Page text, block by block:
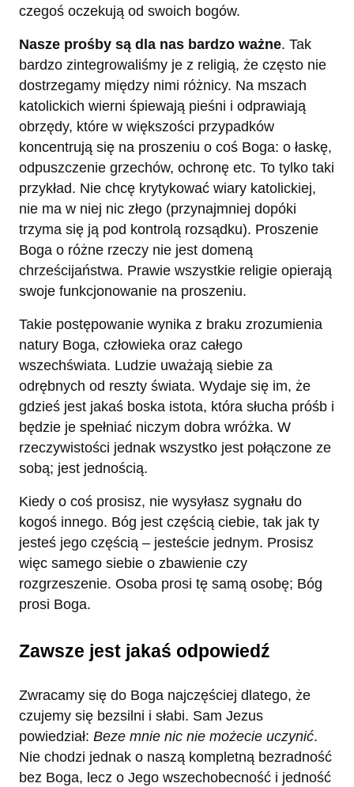
czegoś oczekują od swoich bogów.
Nasze prośby są dla nas bardzo ważne. Tak
bardzo zintegrowaliśmy je z religią, że często nie
dostrzegamy między nimi różnicy. Na mszach
katolickich wierni śpiewają pieśni i odprawiają
obrzędy, które w większości przypadków
koncentrują się na proszeniu o coś Boga: o łaskę,
odpuszczenie grzechów, ochronę etc. To tylko taki
przykład. Nie chcę krytykować wiary katolickiej,
nie ma w niej nic złego (przynajmniej dopóki
trzyma się ją pod kontrolą rozsądku). Proszenie
Boga o różne rzeczy nie jest domeną
chrześcijaństwa. Prawie wszystkie religie opierają
swoje funkcjonowanie na proszeniu.
Takie postępowanie wynika z braku zrozumienia
natury Boga, człowieka oraz całego
wszechświata. Ludzie uważają siebie za
odrębnych od reszty świata. Wydaje się im, że
gdzieś jest jakaś boska istota, która słucha próśb i
będzie je spełniać niczym dobra wróżka. W
rzeczywistości jednak wszystko jest połączone ze
sobą; jest jednością.
Kiedy o coś prosisz, nie wysyłasz sygnału do
kogoś innego. Bóg jest częścią ciebie, tak jak ty
jesteś jego częścią – jesteście jednym. Prosisz
więc samego siebie o zbawienie czy
rozgrzeszenie. Osoba prosi tę samą osobę; Bóg
prosi Boga.
Zawsze jest jakaś odpowiedź
Zwracamy się do Boga najczęściej dlatego, że
czujemy się bezsilni i słabi. Sam Jezus
powiedział: Beze mnie nic nie możecie uczynić.
Nie chodzi jednak o naszą kompletną bezradność
bez Boga, lecz o Jego wszechobecność i jedność